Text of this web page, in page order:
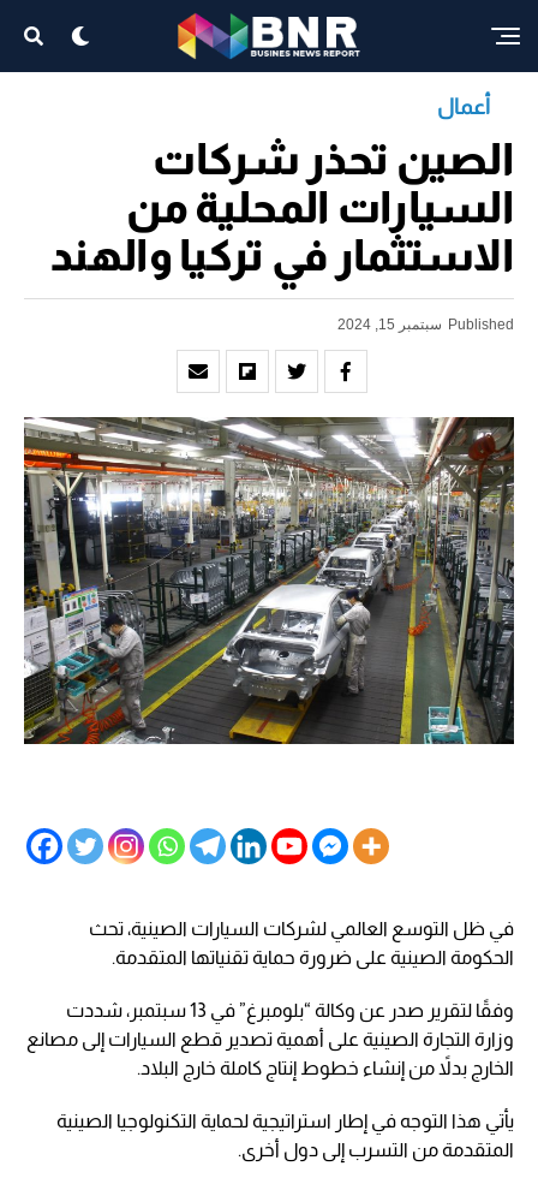
أعمال
الصين تحذر شركات
السيارات المحلية من
الاستثمار في تركيا والهند
Published سبتمبر 15, 2024
في ظل التوسع العالمي لشركات السيارات الصينية، تحث
الحكومة الصينية على ضرورة حماية تقنياتها المتقدمة.
وفقًا لتقرير صدر عن وكالة “بلومبرغ” في 13 سبتمبر، شددت
وزارة التجارة الصينية على أهمية تصدير قطع السيارات إلى مصانع
الخارج بدلاً من إنشاء خطوط إنتاج كاملة خارج البلاد.
يأتي هذا التوجه في إطار استراتيجية لحماية التكنولوجيا الصينية
المتقدمة من التسرب إلى دول أخرى.